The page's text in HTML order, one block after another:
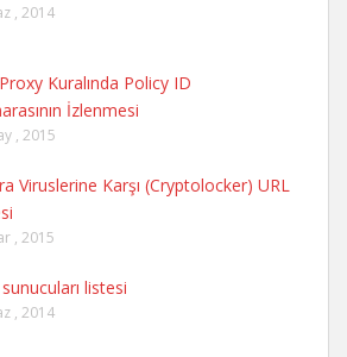
, 2014
Kuralında Policy ID
İzlenmesi
, 2015
Viruslerine Karşı (Cryptolocker) URL
, 2015
listesi
, 2014